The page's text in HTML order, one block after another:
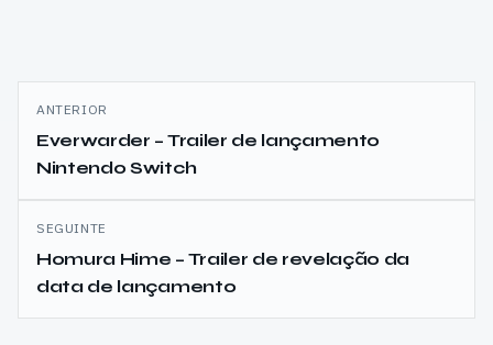
Navegação
de
artigos
ANTERIOR
Everwarder – Trailer de lançamento
Nintendo Switch
SEGUINTE
Homura Hime – Trailer de revelação da
data de lançamento